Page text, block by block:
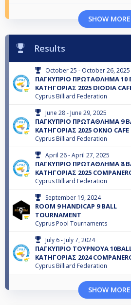
SHOW MORE
Results
October 25 - October 26, 2025
ΠΑΓΚΥΠΡΙΟ ΠΡΩΤΑΘΛΗΜΑ 10
ΚΑΤΗΓΟΡΙΑΣ 2025 DIODIA
Cyprus Billiard Federation
June 28 - June 29, 2025
ΠΑΓΚΥΠΡΙΟ ΠΡΩΤΑΘΛΗΜΑ 9
ΚΑΤΗΓΟΡΙΑΣ 2025 OKNO CAFE
Cyprus Billiard Federation
April 26 - April 27, 2025
ΠΑΓΚΥΠΡΙΟ ΠΡΩΤΑΘΛΗΜΑ 8
ΚΑΤΗΓΟΡΙΑΣ 2025
Cyprus Billiard Federation
September 19, 2024
ROOM 9 HANDICAP 9 BALL
TOURNAMENT
Cyprus Pool Tournaments
July 6 - July 7, 2024
ΠΑΓΚΥΠΡΙΟ ΤΟΥΡΝΟΥΑ
ΚΑΤΗΓΟΡΙΑΣ 2024
Cyprus Billiard Federation
SHOW MORE